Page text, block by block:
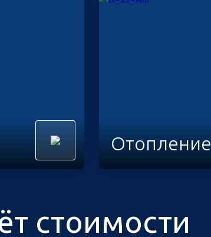
Отопление
стоимости